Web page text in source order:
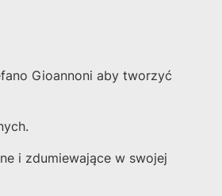
Gioannoni aby tworzyć
i zdumiewające w swojej